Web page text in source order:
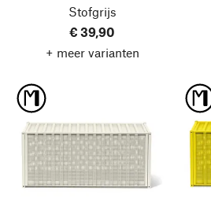
Stofgrijs
€ 39,90
+ meer varianten